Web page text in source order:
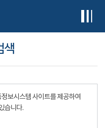
색
보시스템 사이트를 제공하여
습니다.